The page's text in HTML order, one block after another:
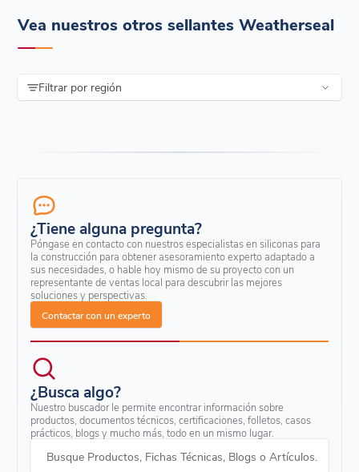
Vea nuestros otros sellantes Weatherseal
Filtrar por región
¿Tiene alguna pregunta?
Póngase en contacto con nuestros especialistas en siliconas para
la construcción para obtener asesoramiento experto adaptado a
sus necesidades, o hable hoy mismo de su proyecto con un
representante de ventas local para descubrir las mejores
soluciones y perspectivas.
Contactar con un experto
¿Busca algo?
Nuestro buscador le permite encontrar información sobre
productos, documentos técnicos, certificaciones, folletos, casos
prácticos, blogs y mucho más, todo en un mismo lugar.
Busque Productos, Fichas Técnicas, Blogs o Artículos.